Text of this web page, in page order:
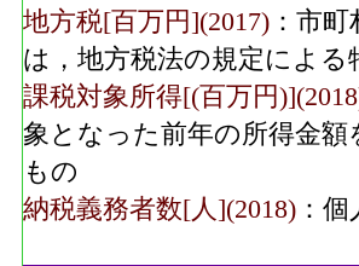
地方税[百万円](2017) ：市
は，地方税法の規定によ
課税対象所得[(百万円
象となった前年の所得金
もの
納税義務者数[人](2018) ：